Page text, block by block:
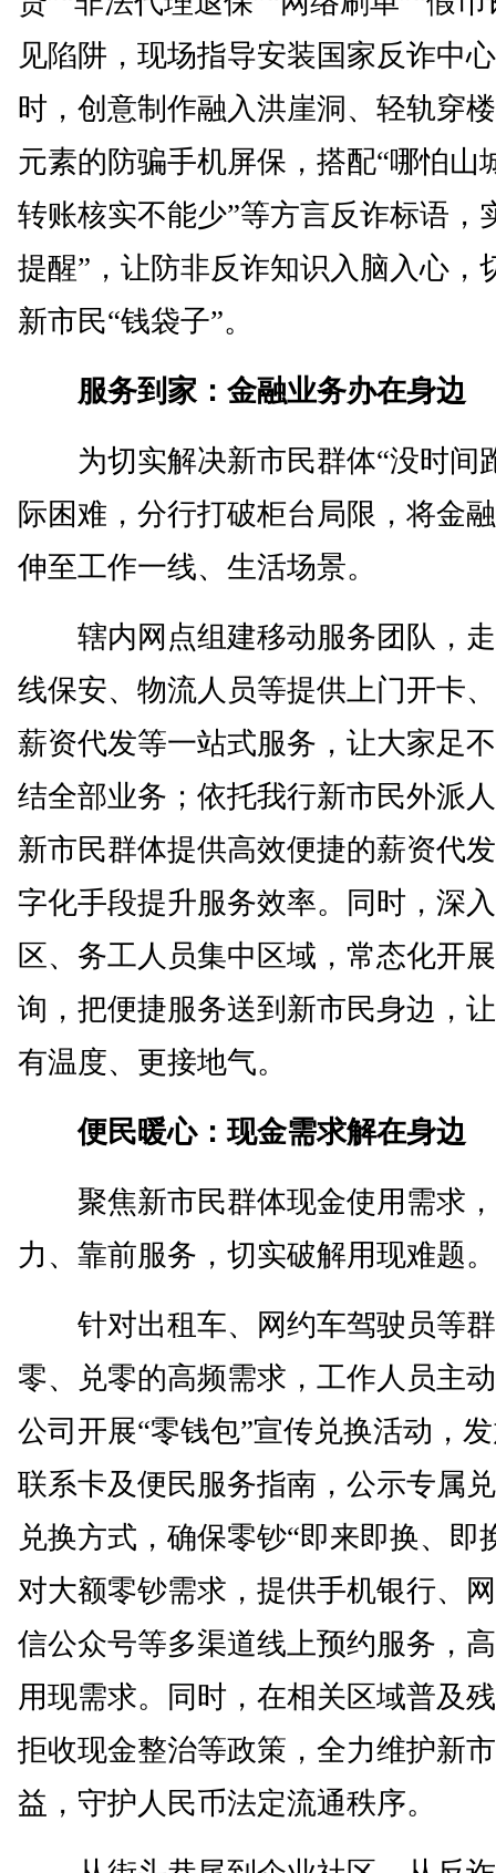
见陷阱，现场指导安装国家反诈中
时，创意制作融入洪崖洞、轻轨穿
元素的防骗手机屏保，搭配“哪怕山
转账核实不能少”等方言反诈标语，
提醒”，让防非反诈知识入脑入心，
新市民“钱袋子”。
服务到家：金融业务办在身边
为切实解决新市民群体“没时间
际困难，分行打破柜台局限，将金
伸至工作一线、生活场景。
辖内网点组建移动服务团队，走
线保安、物流人员等提供上门开卡
薪资代发等一站式服务，让大家足
结全部业务；依托我行新市民外派
新市民群体提供高效便捷的薪资代
字化手段提升服务效率。同时，深
区、务工人员集中区域，常态化开
询，把便捷服务送到新市民身边，
有温度、更接地气。
便民暖心：现金需求解在身边
聚焦新市民群体现金使用需求，
力、靠前服务，切实破解用现难题。
针对出租车、网约车驾驶员等群
零、兑零的高频需求，工作人员主
公司开展“零钱包”宣传兑换活动，
联系卡及便民服务指南，公示专属
兑换方式，确保零钞“即来即换、即
对大额零钞需求，提供手机银行、
信公众号等多渠道线上预约服务，
用现需求。同时，在相关区域普及
拒收现金整治等政策，全力维护新
益，守护人民币法定流通秩序。